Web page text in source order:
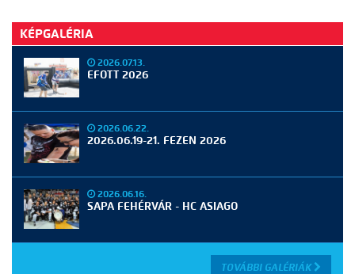
KÉPGALÉRIA
2026.07.13.
EFOTT 2026
2026.06.22.
2026.06.19-21. FEZEN 2026
2026.06.16.
SAPA FEHÉRVÁR - HC ASIAGO
TOVÁBBI GALÉRIÁK